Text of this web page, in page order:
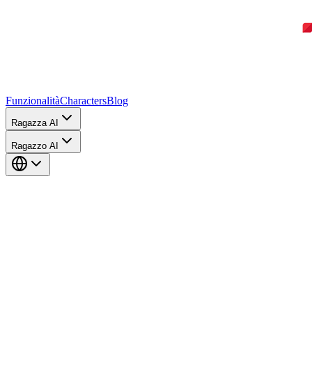
FunzionalitàCharactersBlog
Ragazza AI
Ragazzo AI